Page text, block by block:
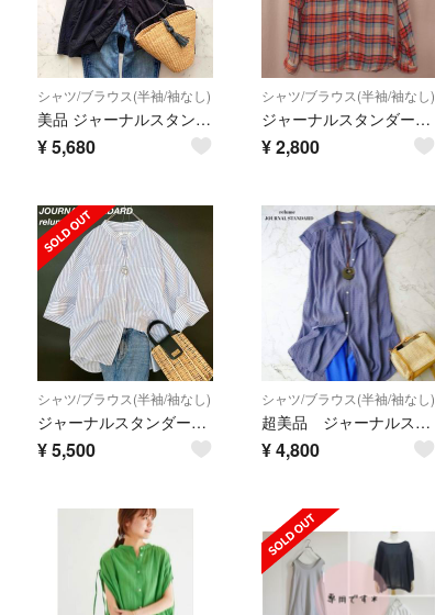
シャツ/ブラウス(半袖/袖なし)
美品 ジャーナルスタンダードレリューム フレンチフリルレースブラウス インド製
¥5,680
シャツ/ブラウス(半袖/袖なし)
ジャーナルスタンダード レリューム 綿麻 チェックシャツ M相当
¥2,800
シャツ/ブラウス(半袖/袖なし)
ジャーナルスタンダードレリューム コットンボイルバンドカラーシャツ ストライプ
¥5,500
シャツ/ブラウス(半袖/袖なし)
超美品 ジャーナルスタンダードレリューム ブルー フレンチスリーブブラウス
¥4,800